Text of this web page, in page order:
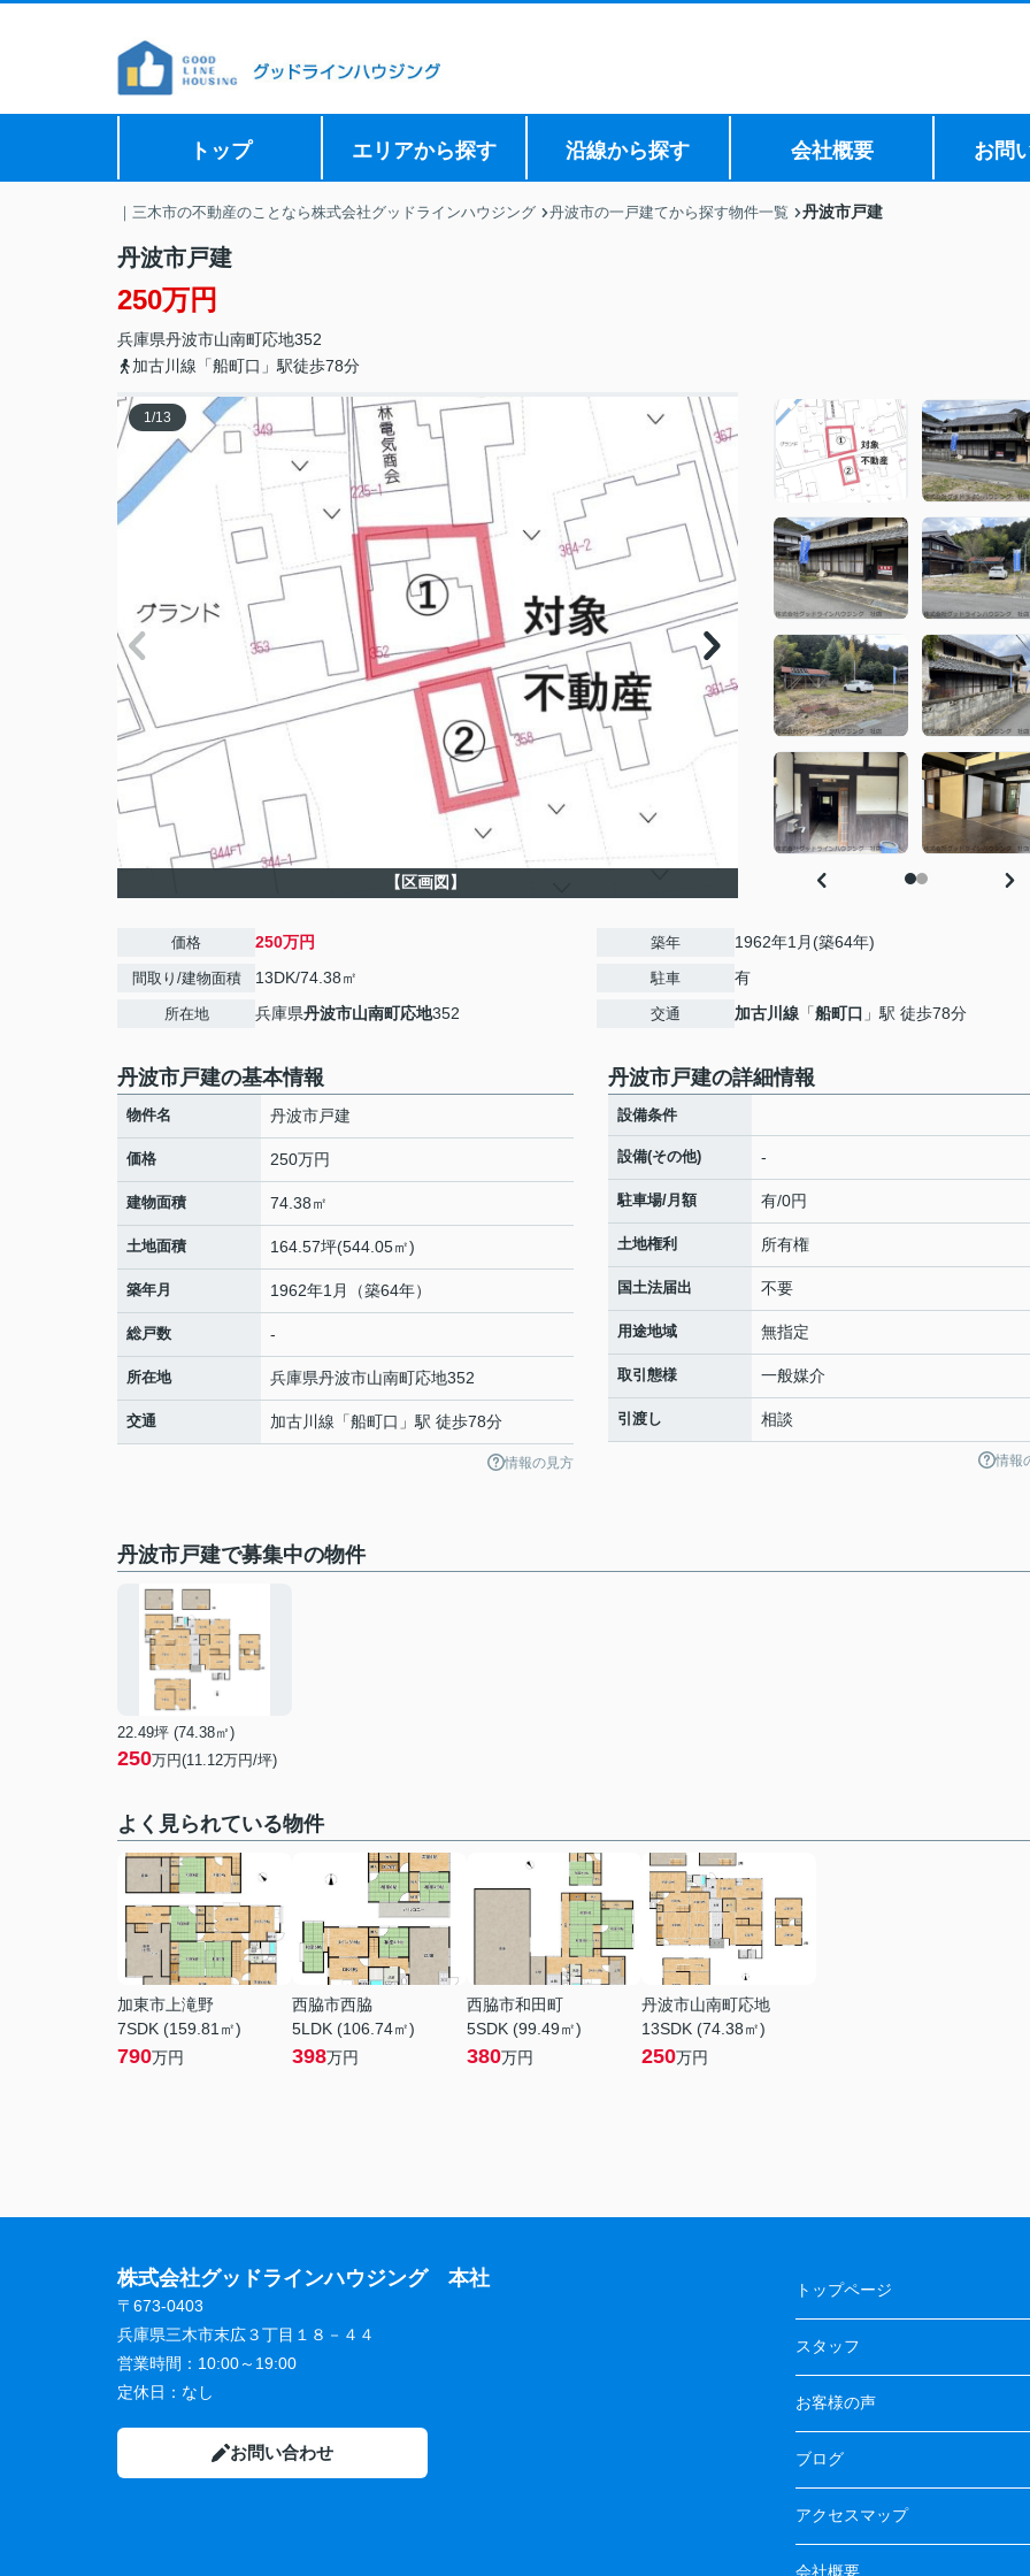
トップ エリアから探す 沿線から探す 会社概要 お問
｜三木市の不動産のことなら株式会社グッドラインハウジング 丹波市の一戸建てから探す物件一覧 丹波市戸建
丹波市戸建
250万円
兵庫県丹波市山南町応地352
加古川線「船町口」駅徒歩78分
1/13
【区画図】
価格 250万円
間取り/建物面積 13DK/74.38㎡
所在地 兵庫県丹波市山南町応地352
築年 1962年1月(築64年)
駐車 有
交通 加古川線 「船町口 」駅 徒歩78分
丹波市戸建の基本情報
物件名 丹波市戸建
価格 250万円
建物面積 74.38㎡
土地面積 164.57坪(544.05㎡)
築年月 1962年1月（築64年）
総戸数 -
所在地 兵庫県丹波市山南町応地352
交通 加古川線 「船町口 」駅 徒歩78分
情報の見方
丹波市戸建の詳細情報
設備条件
設備(その他) -
駐車場/月額 有/0円
土地権利 所有権
国土法届出 不要
用途地域 無指定
取引態様 一般媒介
引渡し 相談
情報
丹波市戸建で募集中の物件
22.49坪 (74.38㎡)
250万円(11.12万円/坪)
よく見られている物件
加東市上滝野
7SDK (159.81㎡)
790万円
西脇市西脇
5LDK (106.74㎡)
398万円
西脇市和田町
5SDK (99.49㎡)
380万円
丹波市山南町応地
13SDK (74.38㎡)
250万円
株式会社グッドラインハウジング 本社
〒673-0403
兵庫県三木市末広３丁目１８－４４
営業時間： 10:00～19:00
定休日： なし
お問い合わせ
トップページ
スタッフ
お客様の声
ブログ
アクセスマップ
会社概要